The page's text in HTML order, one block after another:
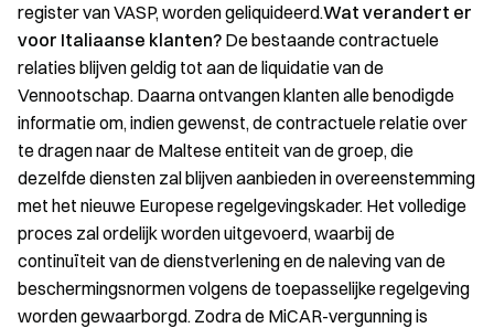
register van VASP, worden geliquideerd.Wat verandert er
voor Italiaanse klanten? De bestaande contractuele
relaties blijven geldig tot aan de liquidatie van de
Vennootschap. Daarna ontvangen klanten alle benodigde
informatie om, indien gewenst, de contractuele relatie over
te dragen naar de Maltese entiteit van de groep, die
dezelfde diensten zal blijven aanbieden in overeenstemming
met het nieuwe Europese regelgevingskader. Het volledige
proces zal ordelijk worden uitgevoerd, waarbij de
continuïteit van de dienstverlening en de naleving van de
beschermingsnormen volgens de toepasselijke regelgeving
worden gewaarborgd. Zodra de MiCAR-vergunning is